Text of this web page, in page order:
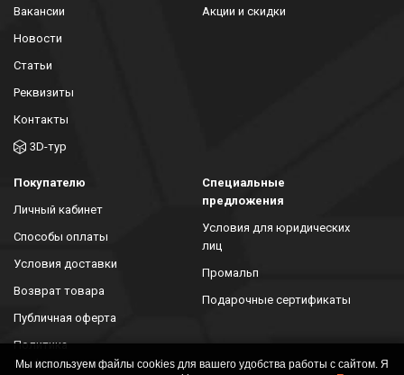
Вакансии
Новости
Статьи
Реквизиты
Контакты
3D-тур
Акции и скидки
Покупателю
Личный кабинет
Способы оплаты
Условия доставки
Возврат товара
Публичная оферта
Политика
конфиденциальности
Специальные
предложения
Условия для юридических
лиц
Промальп
Подарочные сертификаты
Мы используем файлы cookies для вашего удобства работы с сайтом. Я